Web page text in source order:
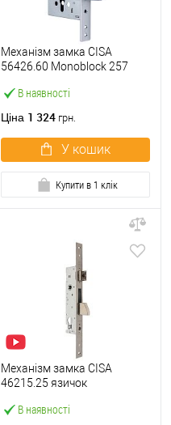
В наявності
Механізм замка CISA
56426.60 Monoblock 257
Ціна 1 324 грн.
У кошик
Купити в 1 клік
В наявності
Механізм замка CISA
46215.25 язичок
нержавіюча сталь